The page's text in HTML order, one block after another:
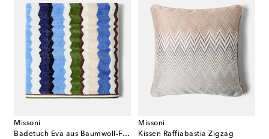
Missoni
Badetuch Eva aus Baumwoll-Frottee
Missoni
Kissen Raffiabastia Zigzag